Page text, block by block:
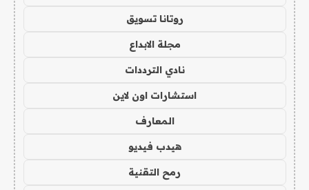
روتانا تسويق
مجلة الابداع
نادي الترددات
استشارات اون لاين
المعارف
هيدب فيديو
رمح التقنية